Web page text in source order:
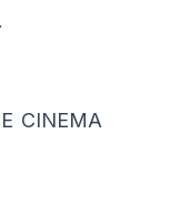
CINEMA